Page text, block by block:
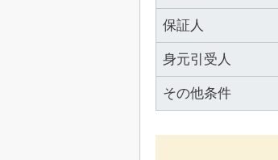
保証人
身元引受人
その他条件